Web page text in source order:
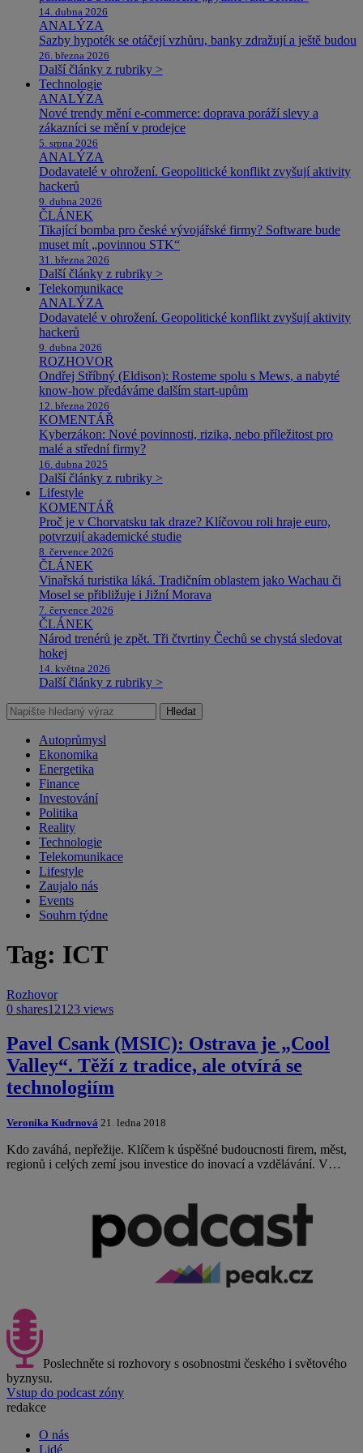
14. dubna 2026
ANALÝZA
Sazby hypoték se otáčejí vzhůru, banky zdražují a ještě budou
26. března 2026
Další články z rubriky >
Technologie
ANALÝZA
Nové trendy mění e-commerce: doprava poráží slevy a
zákazníci se mění v prodejce
5. srpna 2026
ANALÝZA
Dodavatelé v ohrožení. Geopolitické konflikt zvyšují aktivity
hackerů
9. dubna 2026
ČLÁNEK
Tikající bomba pro české vývojářské firmy? Software bude
muset mít „povinnou STK“
31. března 2026
Další články z rubriky >
Telekomunikace
ANALÝZA
Dodavatelé v ohrožení. Geopolitické konflikt zvyšují aktivity
hackerů
9. dubna 2026
ROZHOVOR
Ondřej Stříbný (Eldison): Rosteme spolu s Mews, a nabyté
know-how předáváme dalším start-upům
12. března 2026
KOMENTÁŘ
Kyberzákon: Nové povinnosti, rizika, nebo příležitost pro
malé a střední firmy?
16. dubna 2025
Další články z rubriky >
Lifestyle
KOMENTÁŘ
Proč je v Chorvatsku tak draze? Klíčovou roli hraje euro,
potvrzují akademické studie
8. července 2026
ČLÁNEK
Vinařská turistika láká. Tradičním oblastem jako Wachau či
Mosel se přibližuje i Jižní Morava
7. července 2026
ČLÁNEK
Národ trenérů je zpět. Tři čtvrtiny Čechů se chystá sledovat
hokej
14. května 2026
Další články z rubriky >
Hledat
Autoprůmysl
Ekonomika
Energetika
Finance
Investování
Politika
Reality
Technologie
Telekomunikace
Lifestyle
Zaujalo nás
Events
Souhrn týdne
Tag: ICT
Rozhovor
0 shares12123 views
Pavel Csank (MSIC): Ostrava je „Cool
Valley“. Těží z tradice, ale otvírá se
technologiím
Veronika Kudrnová 21. ledna 2018
Kdo zaváhá, nepřežije. Klíčem k úspěšné budoucnosti firem, měst,
regionů i celých zemí jsou investice do inovací a vzdělávání. V…
Poslechněte si rozhovory s osobnostmi českého i světového
byznysu.
Vstup do podcast zóny
redakce
O nás
Lidé